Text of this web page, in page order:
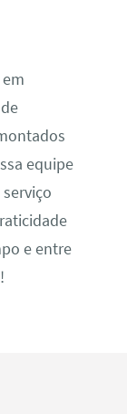
equipe
e entre